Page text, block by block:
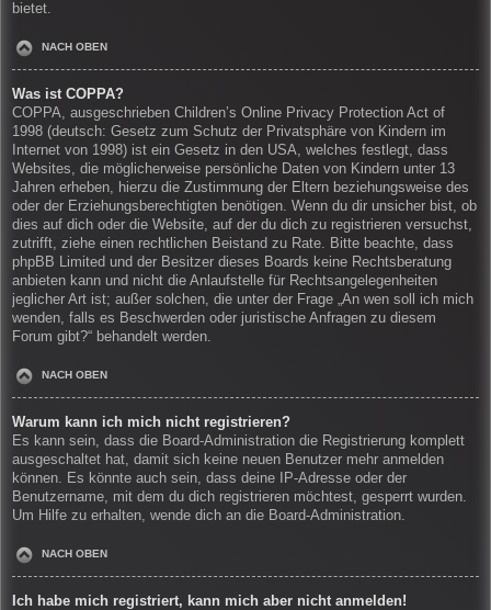
bietet.
NACH OBEN
Was ist COPPA?
COPPA, ausgeschrieben Children’s Online Privacy Protection Act of
1998 (deutsch: Gesetz zum Schutz der Privatsphäre von Kindern im
Internet von 1998) ist ein Gesetz in den USA, welches festlegt, dass
Websites, die möglicherweise persönliche Daten von Kindern unter 13
Jahren erheben, hierzu die Zustimmung der Eltern beziehungsweise des
oder der Erziehungsberechtigten benötigen. Wenn du dir unsicher bist, ob
dies auf dich oder die Website, auf der du dich zu registrieren versuchst,
zutrifft, ziehe einen rechtlichen Beistand zu Rate. Bitte beachte, dass
phpBB Limited und der Besitzer dieses Boards keine Rechtsberatung
anbieten kann und nicht die Anlaufstelle für Rechtsangelegenheiten
jeglicher Art ist; außer solchen, die unter der Frage „An wen soll ich mich
wenden, falls es Beschwerden oder juristische Anfragen zu diesem
Forum gibt?“ behandelt werden.
NACH OBEN
Warum kann ich mich nicht registrieren?
Es kann sein, dass die Board-Administration die Registrierung komplett
ausgeschaltet hat, damit sich keine neuen Benutzer mehr anmelden
können. Es könnte auch sein, dass deine IP-Adresse oder der
Benutzername, mit dem du dich registrieren möchtest, gesperrt wurden.
Um Hilfe zu erhalten, wende dich an die Board-Administration.
NACH OBEN
Ich habe mich registriert, kann mich aber nicht anmelden!